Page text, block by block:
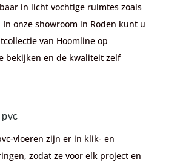
in licht vochtige ruimtes zoals
onze showroom in Roden kunt u
van Hoomline op
bekijken en de kwaliteit zelf
pvc
vloeren zijn er in klik- en
zodat ze voor elk project en